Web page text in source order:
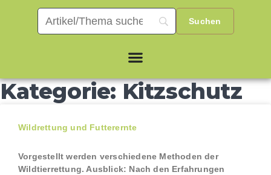
Kategorie: Kitzschutz
Wildrettung und Futterernte
Vorgestellt werden verschiedene Methoden der
Wildtierrettung. Ausblick: Nach den Erfahrungen